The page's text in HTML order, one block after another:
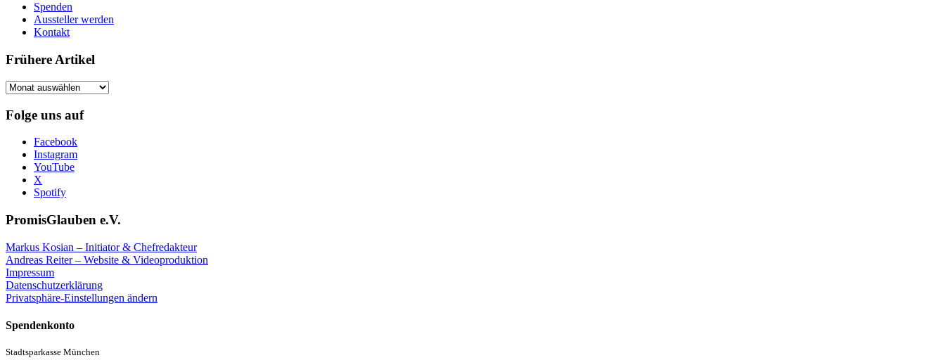
Spenden
Aussteller werden
Kontakt
Frühere Artikel
Frühere
Folge uns auf
Facebook
Instagram
YouTube
X
Spotify
PromisGlauben e.V.
Markus Kosian – Initiator & Chefredakteur
Andreas Reiter – Website & Videoproduktion
Impressum
Datenschutzerklärung
Privatsphäre-Einstellungen ändern
Spendenkonto
Stadtsparkasse München